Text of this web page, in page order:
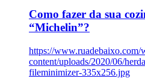
Como fazer da sua
“Michelin”?
https://www.ruadebaixo.com/
content/uploads/2020/06/
fileminimizer-335x256.jpg